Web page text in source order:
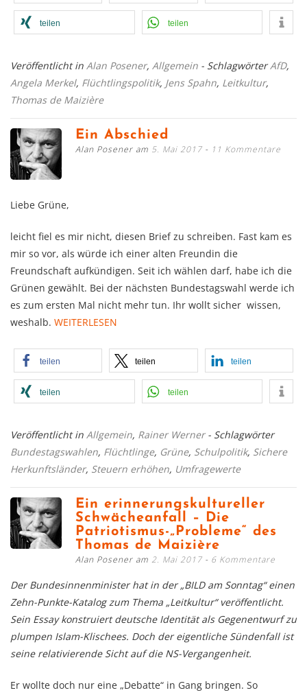
teilen teilen
Veröffentlicht in Alan Posener, Allgemein - SchlagwörterAfD,
Angela Merkel, Flüchtlingspolitik, Jens Spahn, Leitkultur,
Thomas de Maizière
Ein Abschied
Alan Posener am 5. Mai 2017 11 Kommentare
Liebe Grüne,
leicht fiel es mir nicht, diesen Brief zu schreiben. Fast kam es
mir so vor, als würde ich einer alten Freundin die
Freundschaft aufkündigen. Seit ich wählen darf, habe ich die
Grünen gewählt. Bei der nächsten Bundestagswahl werde ich
es zum ersten Mal nicht mehr tun. Ihr wollt sicher wissen,
weshalb. WEITERLESEN
teilen teilen teilen
teilen teilen
Veröffentlicht in Allgemein, Rainer Werner - Schlagwörter
Bundestagswahlen, Flüchtlinge, Grüne, Schulpolitik, Sichere
Herkunftsländer, Steuern erhöhen, Umfragewerte
Ein erinnerungskultureller
Schwächeanfall – Die
Patriotismus-„Probleme“ des
Thomas de Maizière
Alan Posener am 2. Mai 2017 6 Kommentare
Der Bundesinnenminister hat in der „BILD am Sonntag“ einen
Zehn-Punkte-Katalog zum Thema „Leitkultur“ veröffentlicht.
Sein Essay konstruiert deutsche Identität als Gegenentwurf zu
plumpen Islam-Klischees. Doch der eigentliche Sündenfall ist
seine relativierende Sicht auf die NS-Vergangenheit.
Er wollte doch nur eine „Debatte“ in Gang bringen. So